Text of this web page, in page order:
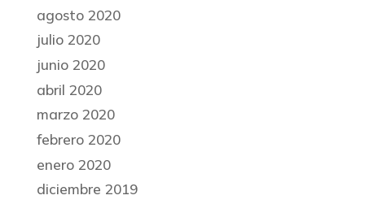
agosto 2020
julio 2020
junio 2020
abril 2020
marzo 2020
febrero 2020
enero 2020
diciembre 2019